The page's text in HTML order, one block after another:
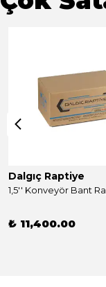
Dalgıç Raptiye
₺ 11,400.00